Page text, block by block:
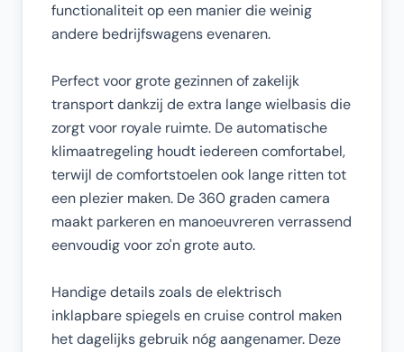
functionaliteit op een manier die weinig
andere bedrijfswagens evenaren.
Perfect voor grote gezinnen of zakelijk
transport dankzij de extra lange wielbasis die
zorgt voor royale ruimte. De automatische
klimaatregeling houdt iedereen comfortabel,
terwijl de comfortstoelen ook lange ritten tot
een plezier maken. De 360 graden camera
maakt parkeren en manoeuvreren verrassend
eenvoudig voor zo'n grote auto.
Handige details zoals de elektrisch
inklapbare spiegels en cruise control maken
het dagelijks gebruik nóg aangenamer. Deze